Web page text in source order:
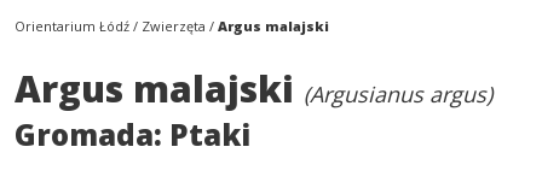
Orientarium Łódź Zwierzęta Argus malajski
Argus malajski (Argusianus argus)
Gromada: Ptaki